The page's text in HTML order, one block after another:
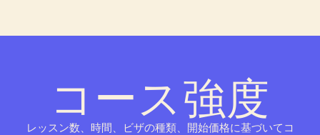
コース強度
レッスン数、時間、ビザの種類、開始価格に基づいてコ